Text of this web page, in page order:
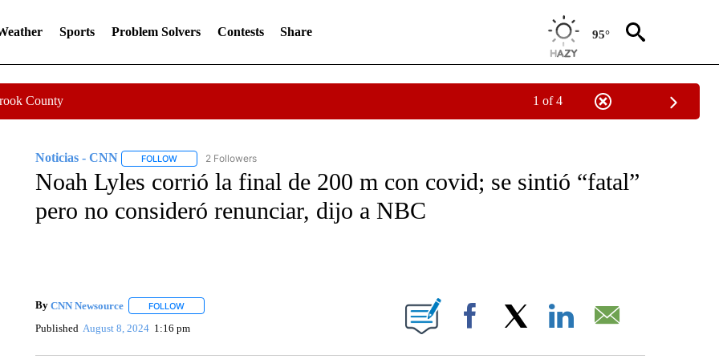
Sports Problem Solvers Contests Share 95°
County 1 of 4
Noticias - CNN FOLLOWFOLLOW "NOTICIAS - CNN" TO RECEIVE NOTIFICATIONS ABOUT NEW PAGES ON "NOTICIAS - CNN".
2 Followers
Noah Lyles corrió la final de 200 m con covid; se sintió “fatal”
pero no consideró renunciar, dijo a NBC
By CNN Newsource FOLLOWFOLLOW "" TO RECEIVE NOTIFICATIONS ABOUT NEW PAGES ON "".
Published August 8, 2024 1:16 pm Facebook